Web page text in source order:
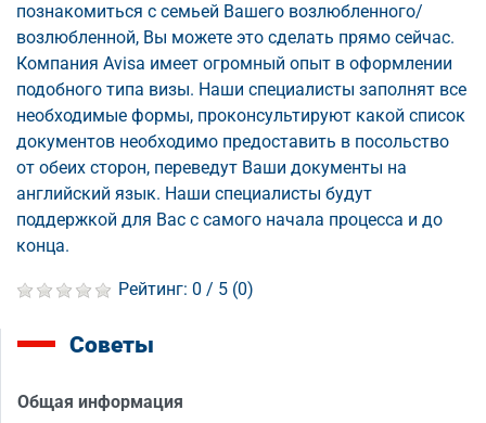
познакомиться с семьей Вашего возлюбленного/
возлюбленной, Вы можете это сделать прямо сейчас.
Компания Avisa имеет огромный опыт в оформлении
подобного типа визы. Наши специалисты заполнят все
необходимые формы, проконсультируют какой список
документов необходимо предоставить в посольство
от обеих сторон, переведут Ваши документы на
английский язык. Наши специалисты будут
поддержкой для Вас с самого начала процесса и до
конца.
Рейтинг: 0 / 5 (0)
Советы
Общая информация